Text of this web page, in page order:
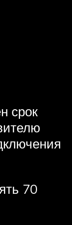
срок
70